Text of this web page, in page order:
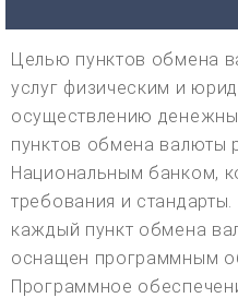
Целью пунктов обмена
услуг физическим и
осуществлению
пунктов обмена валюты
Национальным банком,
требования и
каждый пункт обмена
оснащен программным
Программное